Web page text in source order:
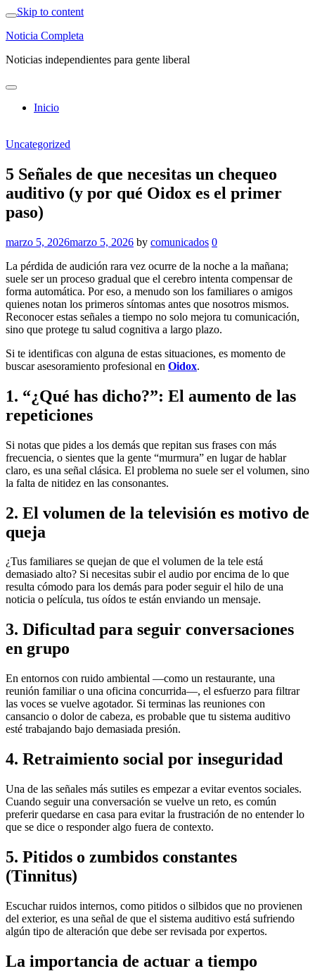
Skip to content
Noticia Completa
Noticias independientes para gente liberal
Inicio
Uncategorized
5 Señales de que necesitas un chequeo
auditivo (y por qué Oidox es el primer
paso)
marzo 5, 2026marzo 5, 2026 by comunicados 0
La pérdida de audición rara vez ocurre de la noche a la mañana;
suele ser un proceso gradual que el cerebro intenta compensar de
forma automática. Por eso, a menudo son los familiares o amigos
quienes notan los primeros síntomas antes que nosotros mismos.
Reconocer estas señales a tiempo no solo mejora tu comunicación,
sino que protege tu salud cognitiva a largo plazo.
Si te identificas con alguna de estas situaciones, es momento de
buscar asesoramiento profesional en Oidox.
1. “¿Qué has dicho?”: El aumento de las
repeticiones
Si notas que pides a los demás que repitan sus frases con más
frecuencia, o sientes que la gente “murmura” en lugar de hablar
claro, es una señal clásica. El problema no suele ser el volumen, sino
la falta de nitidez en las consonantes.
2. El volumen de la televisión es motivo de
queja
¿Tus familiares se quejan de que el volumen de la tele está
demasiado alto? Si necesitas subir el audio por encima de lo que
resulta cómodo para los demás para poder seguir el hilo de una
noticia o película, tus oídos te están enviando un mensaje.
3. Dificultad para seguir conversaciones
en grupo
En entornos con ruido ambiental —como un restaurante, una
reunión familiar o una oficina concurrida—, el esfuerzo para filtrar
las voces se vuelve agotador. Si terminas las reuniones con
cansancio o dolor de cabeza, es probable que tu sistema auditivo
esté trabajando bajo demasiada presión.
4. Retraimiento social por inseguridad
Una de las señales más sutiles es empezar a evitar eventos sociales.
Cuando seguir una conversación se vuelve un reto, es común
preferir quedarse en casa para evitar la frustración de no entender lo
que se dice o responder algo fuera de contexto.
5. Pitidos o zumbidos constantes
(Tinnitus)
Escuchar ruidos internos, como pitidos o silbidos que no provienen
del exterior, es una señal de que el sistema auditivo está sufriendo
algún tipo de alteración que debe ser revisada por expertos.
La importancia de actuar a tiempo